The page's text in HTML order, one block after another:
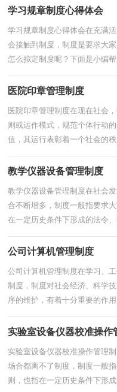
学习规章制度心得体会
学习规章制度心得体会在充满
会接触到制度，制度是要求大
怎么拟定制度呢？下面是小编
医院印章管理制度
医院印章管理制度在现在社会
则或运作模式，规范个体行动
值，其运行表彰着一个社会的
教学仪器设备管理制度
教学仪器设备管理制度在社会
合不断增多，制度一般指要求
在一定历史条件下形成的法令
公司计算机管理制度
公司计算机管理制度在学习、
制度，制度对社会经济、科学
序的维护，有着十分重要的作
实验室设备仪器校准操作
实验室设备仪器校准操作管理
场合都离不了制度，制度一般
则，也指在一定历史条件下形